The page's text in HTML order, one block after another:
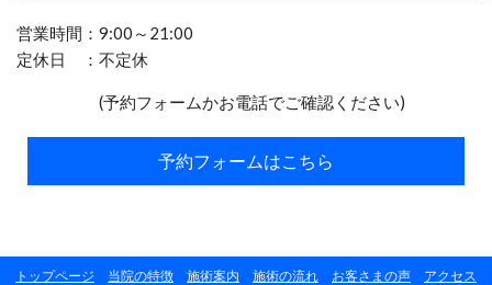
営業時間：9:00～21:00
定休日 ：不定休
(予約フォームかお電話でご確認ください)
予約フォームはこちら
トップページ 当院の特徴 施術案内 施術の流れ お客さまの声 アクセス